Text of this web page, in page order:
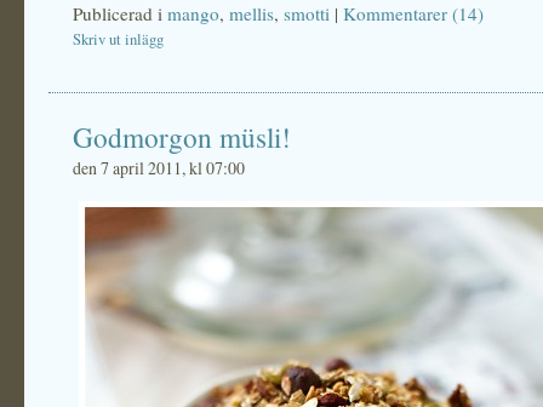
Publicerad i mango, mellis, smotti | Kommentarer (14)
Skriv ut inlägg
Godmorgon müsli!
den 7 april 2011, kl 07:00